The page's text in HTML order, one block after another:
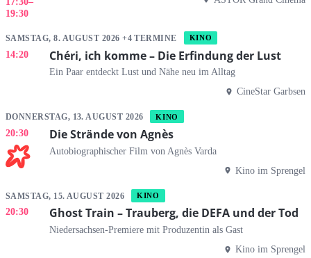
19:30
SAMSTAG, 8. AUGUST 2026 +4 TERMINE KINO
14:20 Chéri, ich komme – Die Erfindung der Lust
Ein Paar entdeckt Lust und Nähe neu im Alltag
CineStar Garbsen
DONNERSTAG, 13. AUGUST 2026 KINO
20:30 Die Strände von Agnès
Autobiographischer Film von Agnès Varda
Kino im Sprengel
SAMSTAG, 15. AUGUST 2026 KINO
20:30 Ghost Train – Trauberg, die DEFA und der Tod
Niedersachsen-Premiere mit Produzentin als Gast
Kino im Sprengel